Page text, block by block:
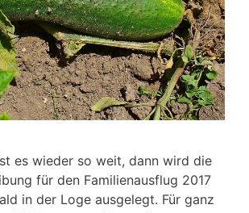
es wieder so weit, dann wird die
für den Familienausflug 2017
in der Loge ausgelegt. Für ganz